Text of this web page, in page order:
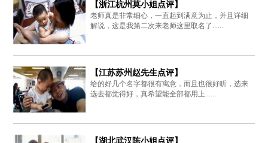
【浙江杭州莫小姐点评】
老师真是非常细心，一直起到满意为止，并且详细
解说，这是我第二次来老师这里取名了......
【江苏苏州赵先生点评】
给的好几个名字都很有寓意，而且也很好听，选来
选去都觉得好，真希望能全部都用上......
【湖北武汉陈小姐点评】